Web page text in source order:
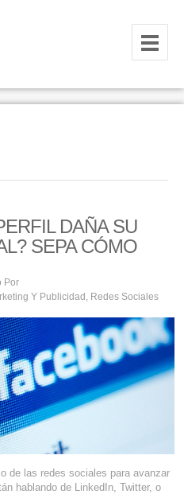
DAÑA SU
SEPA CÓMO
Por
Y Publicidad , Redes Sociales
de las redes sociales para avanzar
hablando de LinkedIn, Twitter, o